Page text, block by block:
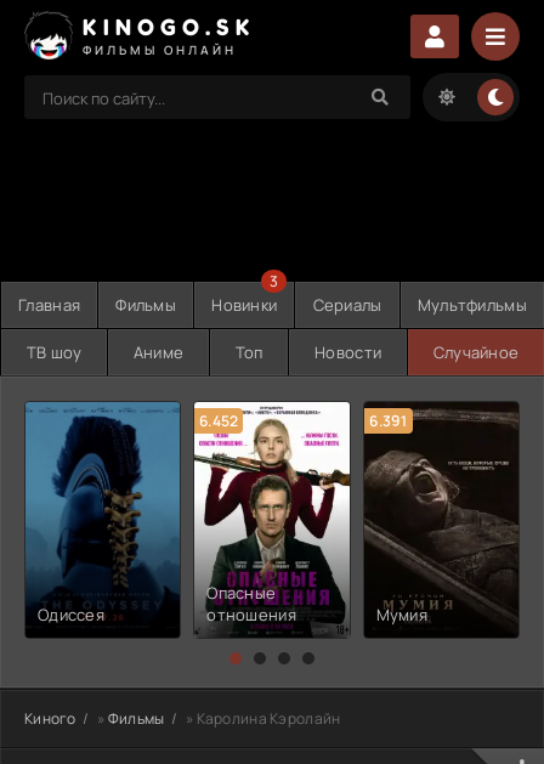
KINOGO.SK
ФИЛЬМЫ ОНЛАЙН
Главная Фильмы Новинки
3
Сериалы Мультфильмы
ТВ шоу Аниме Топ Новости Случайное
Одиссея
6.452
Опасные
отношения
6.391
Мумия
Киного » Фильмы » Каролина Кэролайн